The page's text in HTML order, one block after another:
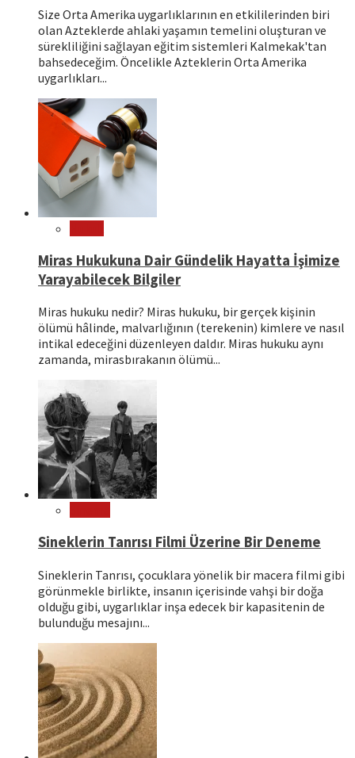
Size Orta Amerika uygarlıklarının en etkililerinden biri
olan Azteklerde ahlaki yaşamın temelini oluşturan ve
sürekliliğini sağlayan eğitim sistemleri Kalmekak'tan
bahsedeceğim. Öncelikle Azteklerin Orta Amerika
uygarlıkları...
Miras Hukukuna Dair Gündelik Hayatta İşimize
Yarayabilecek Bilgiler
Miras hukuku nedir? Miras hukuku, bir gerçek kişinin
ölümü hâlinde, malvarlığının (terekenin) kimlere ve nasıl
intikal edeceğini düzenleyen daldır. Miras hukuku aynı
zamanda, mirasbırakanın ölümü...
Sineklerin Tanrısı Filmi Üzerine Bir Deneme
Sineklerin Tanrısı, çocuklara yönelik bir macera filmi gibi
görünmekle birlikte, insanın içerisinde vahşi bir doğa
olduğu gibi, uygarlıklar inşa edecek bir kapasitenin de
bulunduğu mesajını...